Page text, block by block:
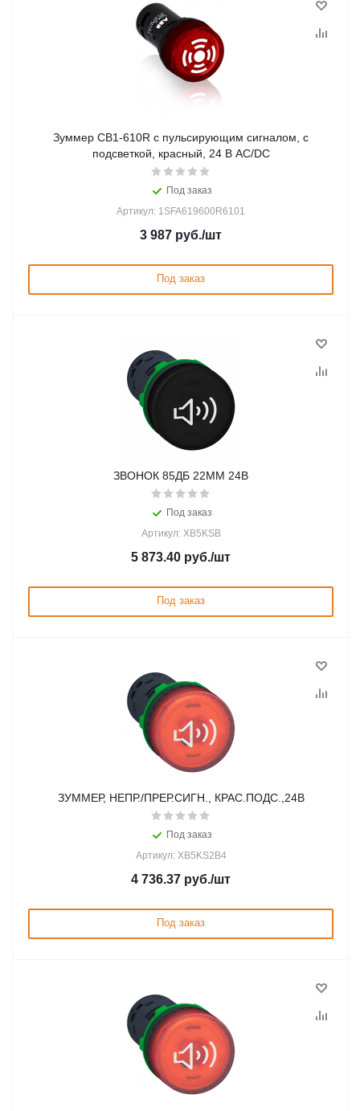
Зуммер CB1-610R с пульсирующим сигналом, с
подсветкой, красный, 24 В AC/DC
Под заказ
Артикул: 1SFA619600R6101
3 987 руб./шт
Под заказ
ЗВОНОК 85ДБ 22ММ 24В
Под заказ
Артикул: XB5KSB
5 873.40 руб./шт
Под заказ
ЗУММЕР, НЕПР./ПРЕР.СИГН., КРАС.ПОДС.,24В
Под заказ
Артикул: XB5KS2B4
4 736.37 руб./шт
Под заказ